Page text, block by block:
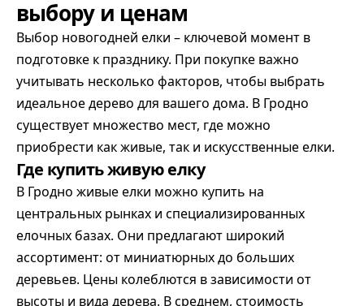
выбору и ценам
Выбор новогодней елки – ключевой момент в
подготовке к празднику. При покупке важно
учитывать несколько факторов, чтобы выбрать
идеальное дерево для вашего дома. В Гродно
существует множество мест, где можно
приобрести как живые, так и искусственные елки.
Где купить живую елку
В Гродно живые елки можно купить на
центральных рынках и специализированных
елочных базах. Они предлагают широкий
ассортимент: от миниатюрных до больших
деревьев. Цены колеблются в зависимости от
высоты и вида дерева. В среднем, стоимость